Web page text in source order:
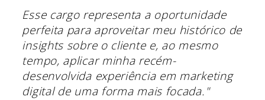
Esse cargo representa a oportunidade
perfeita para aproveitar meu histórico de
insights sobre o cliente e, ao mesmo
tempo, aplicar minha recém-
desenvolvida experiência em marketing
digital de uma forma mais focada."